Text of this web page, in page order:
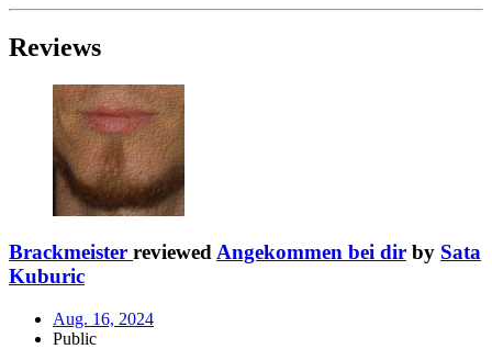
Reviews
Brackmeister reviewedAngekommen bei dir by Sata
Kuburic
Aug. 16, 2024
Public